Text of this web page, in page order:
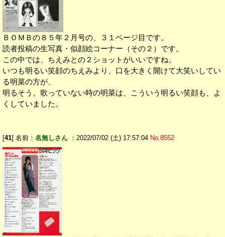
ＢＯＭＢの８５年２月号の、３１ページ目です。
読者投稿の生写真・似顔絵コーナー（その２）です。
この中では、ちえみとの２ショットがいいですね。
いつも明るい笑顔のちえみより、口を大きく開けて大笑いしてい
る明菜の方が、
明るそう。歌っていない時の明菜は、こういう明るい笑顔も、よ
くしていました。
[41] 名前： 名無しさん ：2022/07/02 (土) 17:57:04 No.8552